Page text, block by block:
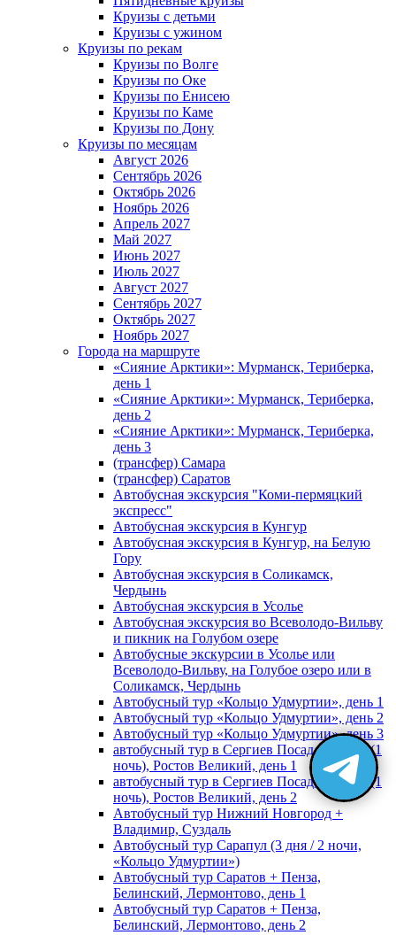
Круизы с детьми
Круизы с ужином
Круизы по рекам
Круизы по Волге
Круизы по Оке
Круизы по Енисею
Круизы по Каме
Круизы по Дону
Круизы по месяцам
Август 2026
Сентябрь 2026
Октябрь 2026
Ноябрь 2026
Апрель 2027
Май 2027
Июнь 2027
Июль 2027
Август 2027
Сентябрь 2027
Октябрь 2027
Ноябрь 2027
Города на маршруте
«Сияние Арктики»: Мурманск, Териберка,
день 1
«Сияние Арктики»: Мурманск, Териберка,
день 2
«Сияние Арктики»: Мурманск, Териберка,
день 3
(трансфер) Самара
(трансфер) Саратов
Автобусная экскурсия "Коми-пермяцкий
экспресс"
Автобусная экскурсия в Кунгур
Автобусная экскурсия в Кунгур, на Белую
Гору
Автобусная экскурсия в Соликамск,
Чердынь
Автобусная экскурсия в Усолье
Автобусная экскурсия во Всеволодо-Вильву
и пикник на Голубом озере
Автобусные экскурсии в Усолье или
Всеволодо-Вильву, на Голубое озеро или в
Соликамск, Чердынь
Автобусный тур «Кольцо Удмуртии», день 1
Автобусный тур «Кольцо Удмуртии», день 2
Автобусный тур «Кольцо Удмуртии», день 3
автобусный тур в Сергиев Посад, Москву (1
ночь), Ростов Великий, день 1
автобусный тур в Сергиев Посад, Москву (1
ночь), Ростов Великий, день 2
Автобусный тур Нижний Новгород +
Владимир, Суздаль
Автобусный тур Сарапул (3 дня / 2 ночи,
«Кольцо Удмуртии»)
Автобусный тур Саратов + Пенза,
Белинский, Лермонтово, день 1
Автобусный тур Саратов + Пенза,
Белинский, Лермонтово, день 2